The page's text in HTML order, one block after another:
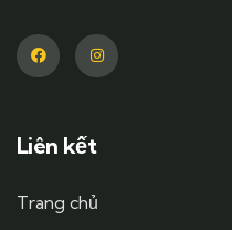
Liên kết
Trang chủ